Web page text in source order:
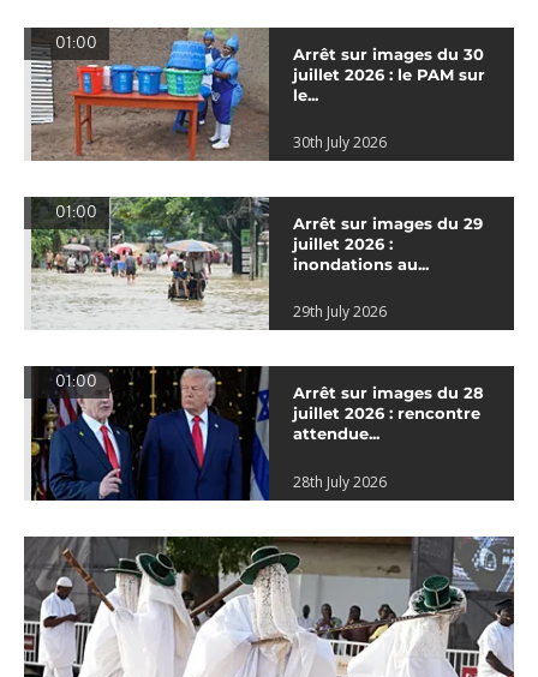
01:00
Arrêt sur images du 30
juillet 2026 : le PAM sur
le...
30th July 2026
01:00
Arrêt sur images du 29
juillet 2026 :
inondations au...
29th July 2026
01:00
Arrêt sur images du 28
juillet 2026 : rencontre
attendue...
28th July 2026